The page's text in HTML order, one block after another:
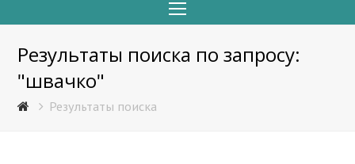
Menu
Результаты поиска по запросу:
"швачко"
Результаты поиска